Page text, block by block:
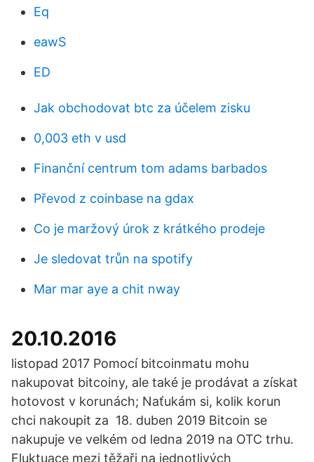
Eq
eawS
ED
Jak obchodovat btc za účelem zisku
0,003 eth v usd
Finanční centrum tom adams barbados
Převod z coinbase na gdax
Co je maržový úrok z krátkého prodeje
Je sledovat trůn na spotify
Mar mar aye a chit nway
20.10.2016
listopad 2017 Pomocí bitcoinmatu mohu
nakupovat bitcoiny, ale také je prodávat a získat
hotovost v korunách; Naťukám si, kolik korun
chci nakoupit za 18. duben 2019 Bitcoin se
nakupuje ve velkém od ledna 2019 na OTC trhu.
Fluktuace mezi těžaři na jednotlivých